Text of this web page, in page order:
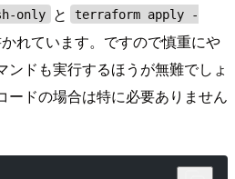
only と
terraform apply -
れています。ですので慎重にや
ンドも実行するほうが無難でしょ
ードの場合は特に必要ありません